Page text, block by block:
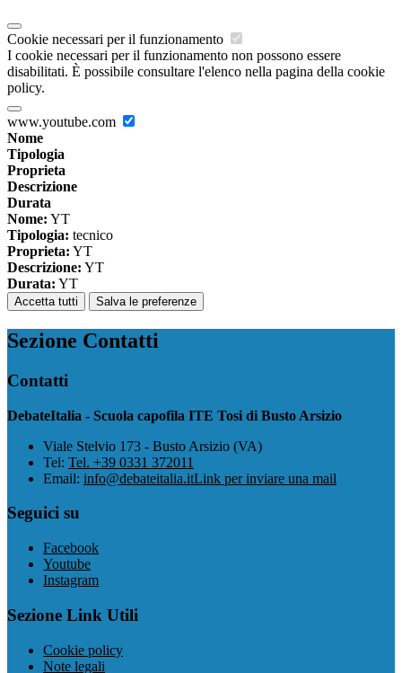
Cookie necessari per il funzionamento
I cookie necessari per il funzionamento non possono essere
disabilitati. È possibile consultare l'elenco nella pagina della cookie
policy.
www.youtube.com
Nome
Tipologia
Proprieta
Descrizione
Durata
Nome: YT
Tipologia: tecnico
Proprieta: YT
Descrizione: YT
Durata: YT
Accetta tutti Salva le preferenze
Sezione Contatti
Contatti
DebateItalia - Scuola capofila ITE Tosi di Busto Arsizio
Viale Stelvio 173 - Busto Arsizio (VA)
Tel: Tel. +39 0331 372011
Email: info@debateitalia.itLink per inviare una mail
Seguici su
Facebook
Youtube
Instagram
Sezione Link Utili
Cookie policy
Note legali